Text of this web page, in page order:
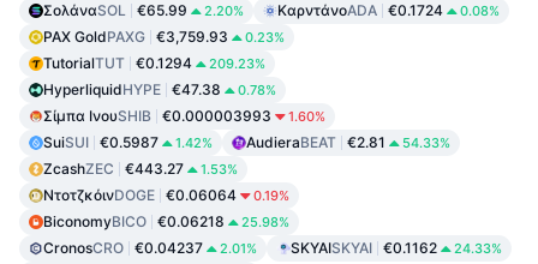
ΣολάναSOL €65.99 2.20% ΚαρντάνοADA €0.1724 0.08%
PAX GoldPAXG €3,759.93 0.23%
TutorialTUT €0.1294 209.23%
HyperliquidHYPE €47.38 0.78%
Σίμπα ΙνουSHIB €0.000003993 1.60%
SuiSUI €0.5987 1.42% AudieraBEAT €2.81 54.33%
ZcashZEC €443.27 1.53%
ΝτοτζκόινDOGE €0.06064 0.19%
BiconomyBICO €0.06218 25.98%
CronosCRO €0.04237 2.01% SKYAISKYAI €0.1162 24.33%